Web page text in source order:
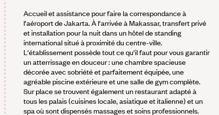
Accueil et assistance pour faire la correspondance à
l'aéroport de Jakarta. À l'arrivée à Makassar, transfert privé
et installation pour la nuit dans un hôtel de standing
international situé à proximité du centre-ville.
L'établissement possède tout ce qu'il faut pour vous garantir
un atterrissage en douceur : une chambre spacieuse
décorée avec sobriété et parfaitement équipée, une
agréable piscine extérieure et une salle de gym complète.
Sur place se trouvent également un restaurant adapté à
tous les palais (cuisines locale, asiatique et italienne) et un
spa où sont dispensés massages et soins professionnels.